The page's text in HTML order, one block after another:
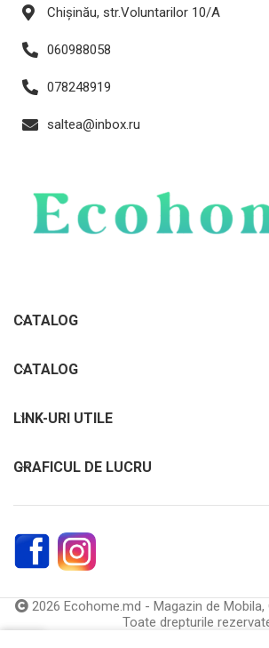
Chișinău, str.Voluntarilor 10/A
060988058
078248919
saltea@inbox.ru
CATALOG
CATALOG
LINK-URI UTILE
GRAFICUL DE LUCRU
2026 Ecohome.md - Magazin de
Toate drepturile